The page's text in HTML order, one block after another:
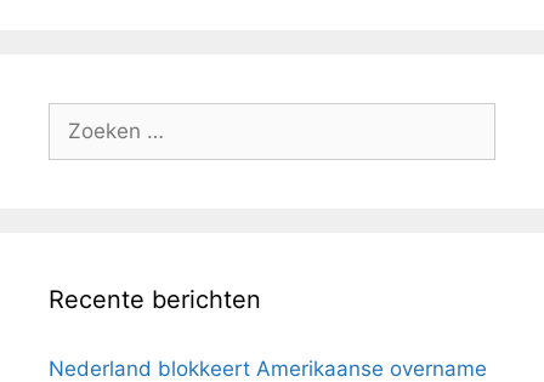
naar:
Recente berichten
Nederland blokkeert Amerikaanse overname